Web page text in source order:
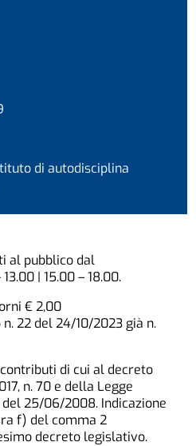
di autodisciplina
al pubblico dal
| 15.00 – 18.00.
€ 2,00
22 del 24/10/2023 già n.
di cui al decreto
n. 70 e della Legge
del 25/06/2008. Indicazione
f) del comma 2
decreto legislativo.